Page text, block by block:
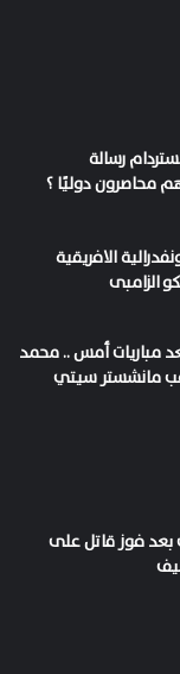
رسالة
محاصرون دوليًا ؟
الافريقية
الزامبى
مباريات أمس .. محمد
مانشستر سيتي
بعد فوز قاتل على